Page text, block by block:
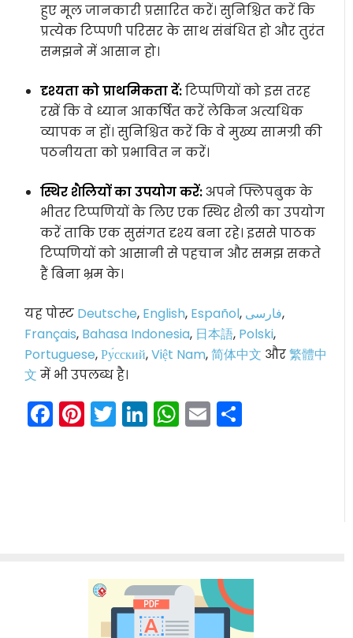
हुए मूल जानकारी प्रसारित करें। सुनिश्चित करें कि
प्रत्येक टिप्पणी परिसर के साथ संबंधित हो और तुरंत
समझने में आसान हो।
दृश्यता को प्राथमिकता दें:टिप्पणियों को इस तरह
रखें कि वे ध्यान आकर्षित करें लेकिन अत्यधिक
व्यापक न हों। सुनिश्चित करें कि वे मुख्य सामग्री की
पठनीयता को प्रभावित न करें।
स्थिर शैलियों का उपयोग करें:अपने फ्लिपबुक के
भीतर टिप्पणियों के लिए एक स्थिर शैली का उपयोग
करें ताकि एक सुसंगत दृश्य बना रहे। इससे पाठक
टिप्पणियों को आसानी से पहचान और समझ सकते
हैं बिना भ्रम के।
यह पोस्ट Deutsche, English, Español, فارسی,
Français, Bahasa Indonesia, 日本語, Polski,
Portuguese,Ру́сский,Việt Nam,简体中文 और繁體中
文 में भी उपलब्ध है।
Facebook
Pinterest
Twitter
LinkedIn
WhatsApp
Email